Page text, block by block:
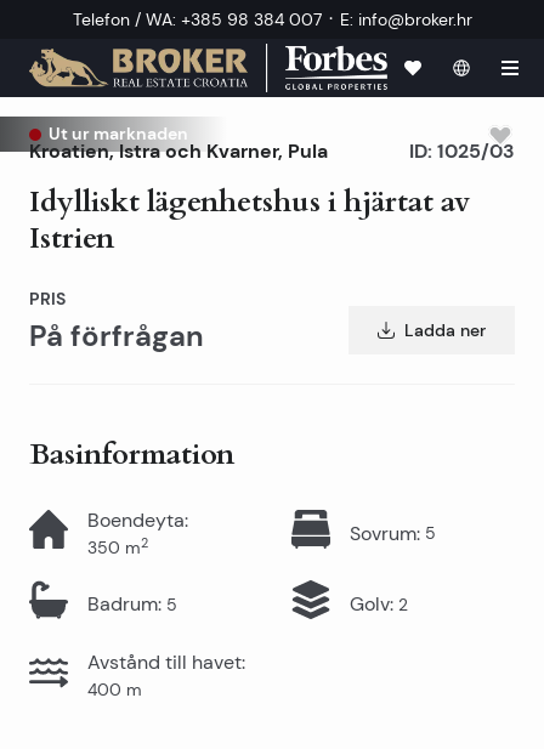
Telefon / WA: +385 98 384 007 · E: info@broker.hr
Ut ur marknaden
Kroatien,Istra och Kvarner, Pula
Idylliskt lägenhetshus i hjärtat av
Istrien
ID: 1025/03
PRIS
På förfrågan Ladda ner
Basinformation
Boendeyta:
350 m2 Sovrum: 5
Badrum: 5 Golv: 2
Avstånd till havet:
400 m